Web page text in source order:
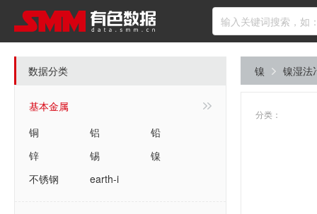
数据分类
基本金属
铜
铝
铅
锌
锡
镍
不锈钢
earth-i
镍 镍湿法
分类：